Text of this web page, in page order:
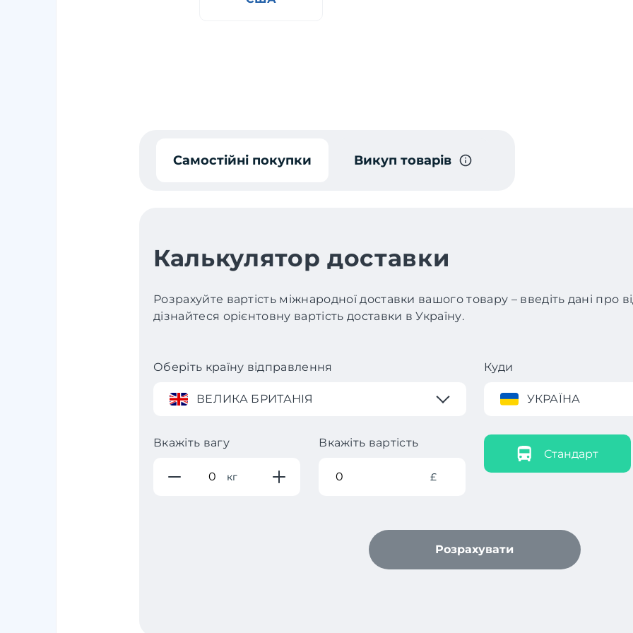
Самостійні покупки Викуп товарів
Калькулятор доставки
Розрахуйте вартість міжнародної доставки вашого товару – введіть дані про
дізнайтеся орієнтовну вартість доставки в Україну.
Оберіть країну відправлення
ВЕЛИКА БРИТАНІЯ
Куди
УКРАЇНА
Вкажіть вагу
кг
Вкажіть вартість
£
Стандарт
Розрахувати